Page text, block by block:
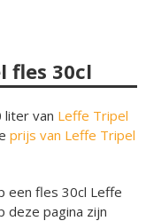
fles 30cl
liter van Leffe Tripel
prijs van Leffe Tripel
een fles 30cl Leffe
deze pagina zijn